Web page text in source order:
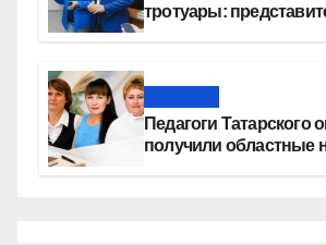
тротуары:
Педагоги Татарского
получили областные